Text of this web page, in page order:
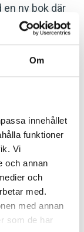
Om
innehållet
funktioner
Vi
och annan
och
med.
med annan
som de har
en ny bok där
Sveriges mest
att maila till
om nya
till M&A-
sommar!